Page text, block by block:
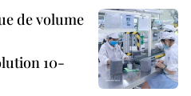
de volume
10-